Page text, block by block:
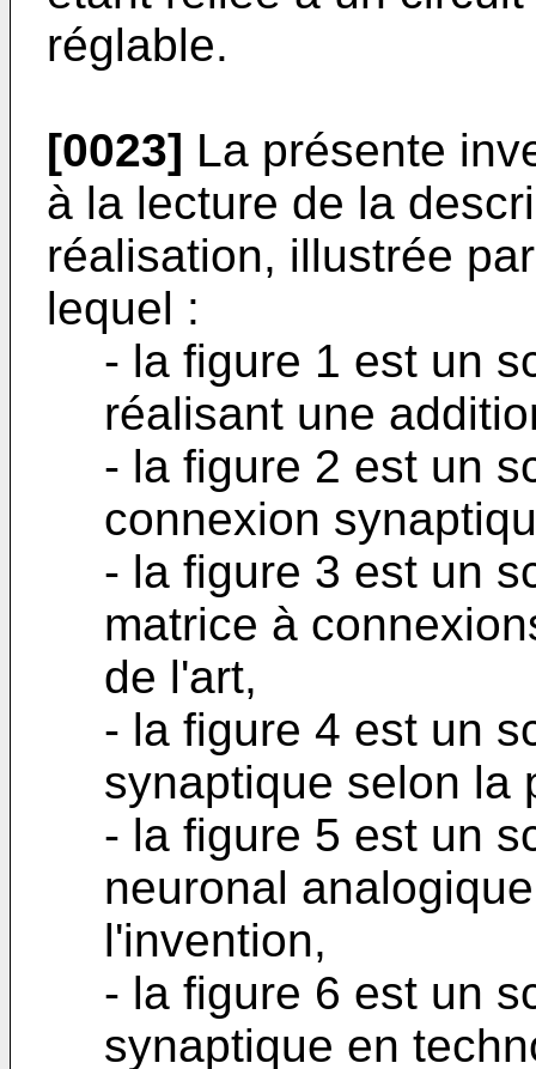
réglable.
[0023] La présente
à la lecture de la
réalisation, illustrée
lequel :
- la figure 1 est un
réalisant une
- la figure 2 est un
connexion
- la figure 3 est un
matrice à
de l'art,
- la figure 4 est un
synaptique selon la
- la figure 5 est un
neuronal
l'invention,
- la figure 6 est un
synaptique en